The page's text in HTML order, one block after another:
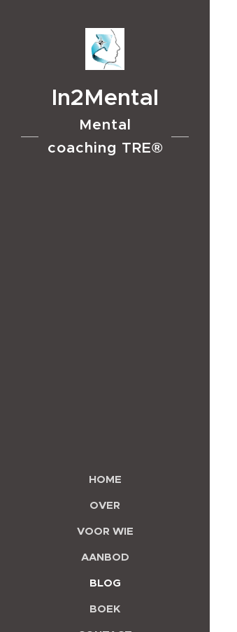
In2Mental
Mental
coaching TRE®
HOME
OVER
VOOR WIE
AANBOD
BLOG
BOEK